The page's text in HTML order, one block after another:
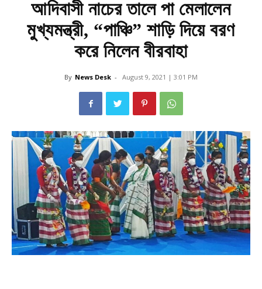
আদিবাসী নাচের তালে পা মেলালেন
মুখ্যমন্ত্রী, “পাঞ্চি” শাড়ি দিয়ে বরণ
করে নিলেন বীরবাহা
By News Desk - August 9, 2021 | 3:01 PM